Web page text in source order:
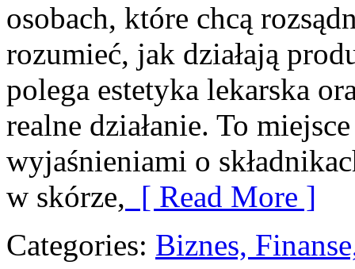
osobach, które chcą
rozumieć, jak działają
polega estetyka lekarska
realne działanie. To
wyjaśnieniami o
w skórze, [ Read More ]
Categories: Biznes,